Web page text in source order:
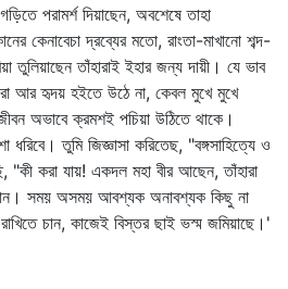
পরামর্শ দিয়াছেন, অবশেষে তাহা
কেনাবেচা দ্রব্যের মতো, রাংতা-মাখানো শব্দ-
তাঁহারাই ইহার জন্য দায়ী। যে ভাব
আর হৃদয় হইতে উঠে না, কেবল মুখে মুখে
অভাবে ক্রমশই পচিয়া উঠিতে থাকে।
ধরিবে। তুমি জিজ্ঞাসা করিতেছ, "বঙ্গসাহিত্যে ও
"কী করা যায়! একদল মহা বীর আছেন, তাঁহারা
সময় অসময় আবশ্যক অনাবশ্যক কিছু না
রাখিতে চান, কাজেই বিস্তর ছাই ভস্ম জমিয়াছে।'